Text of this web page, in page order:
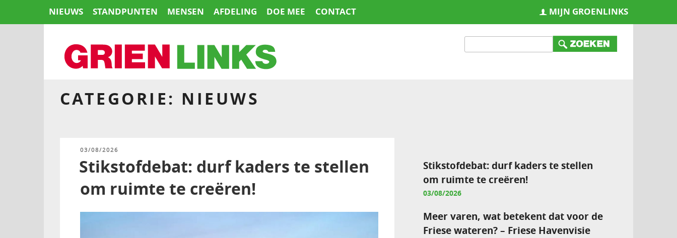
NIEUWS STANDPUNTEN MENSEN AFDELING DOE MEE CONTACT MIJN GROENLINKS
HOME
CATEGORIE: NIEUWS
GEPLAATST
03/08/2026
Stikstofdebat: durf kaders te stellen
om ruimte te creëren!
Stikstofdebat: durf kaders te stellen
om ruimte te creëren!
03/08/2026
Meer varen, wat betekent dat voor de
Friese wateren? – Friese Havenvisie